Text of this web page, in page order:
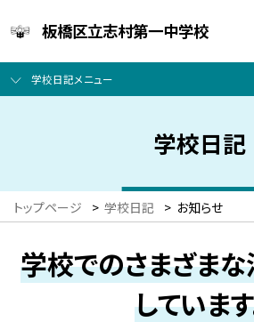
板橋区立志村第一中学校
学校日記メニュー
学校日記
トップページ > 学校日記 > お知らせ
学校でのさまざま
しています